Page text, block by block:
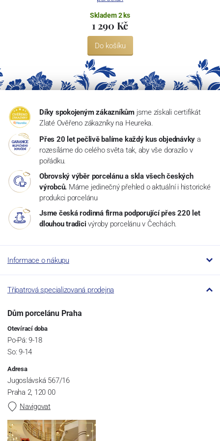
Skladem 2 ks
1 290 Kč
Do košíku
Díky spokojeným zákazníkům jsme získali certifikát
Zlaté Ověřeno zákazníky na Heureka.
Přes 20 let pečlivě balíme každý kus objednávky a
rozesíláme do celého světa tak, aby vše dorazilo v
pořádku.
Obrovský výběr porcelánu a skla všech českých
výrobců. Máme jedinečný přehled o aktuální i historické
produkci porcelánu
Jsme česká rodinná firma podporující přes 220 let
dlouhou tradici výroby porcelánu v Čechách.
Informace o nákupu
Třípatrová specializovaná prodejna
Dům porcelánu Praha
Otevírací doba
Po-Pá: 9-18
So: 9-14
Adresa
Jugoslávská 567/16
Praha 2, 120 00
Navigovat